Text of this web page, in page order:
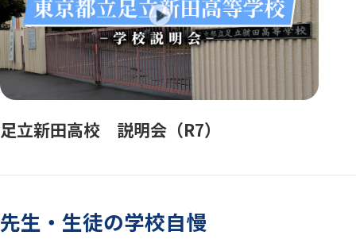
足立新田高校 説明会（R7）
先生・生徒の学校自慢